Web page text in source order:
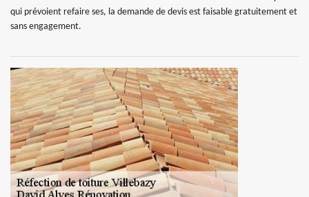
qui prévoient refaire ses, la demande de devis est faisable gratuitement et
sans engagement.